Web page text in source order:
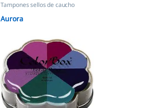
Tampones sellos de caucho
Aurora